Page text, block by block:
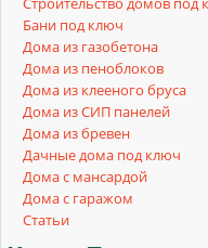
Бани под ключ
Дома из газобетона
Дома из пеноблоков
Дома из клееного бруса
Дома из СИП панелей
Дома из бревен
Дачные дома под ключ
Дома с мансардой
Дома с гаражом
Статьи